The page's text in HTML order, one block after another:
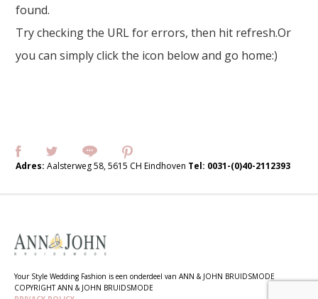
found.
Try checking the URL for errors, then hit refresh.Or
you can simply click the icon below and go home:)
Adres:Aalsterweg 58, 5615 CH Eindhoven Tel: 0031-(0)40-2112393
Your Style Wedding Fashion is een onderdeel van ANN & JOHN BRUIDSMODE
COPYRIGHT ANN & JOHN BRUIDSMODE